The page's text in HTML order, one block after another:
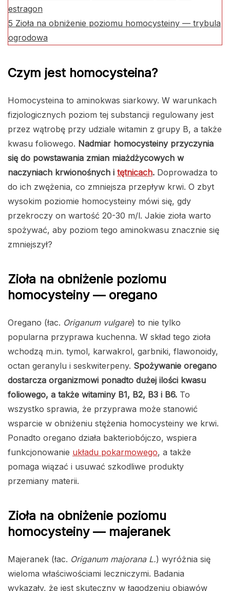
estragon
5 Zioła na obniżenie poziomu homocysteiny — trybula
ogrodowa
Czym jest homocysteina?
Homocysteina to aminokwas siarkowy. W warunkach
fizjologicznych poziom tej substancji regulowany jest
przez wątrobę przy udziale witamin z grupy B, a także
kwasu foliowego. Nadmiar homocysteiny przyczynia
się do powstawania zmian miażdżycowych w
naczyniach krwionośnych i tętnicach. Doprowadza to
do ich zwężenia, co zmniejsza przepływ krwi. O zbyt
wysokim poziomie homocysteiny mówi się, gdy
przekroczy on wartość 20-30 m/l. Jakie zioła warto
spożywać, aby poziom tego aminokwasu znacznie się
zmniejszył?
Zioła na obniżenie poziomu
homocysteiny — oregano
Oregano (łac. Origanum vulgare) to nie tylko
popularna przyprawa kuchenna. W skład tego zioła
wchodzą m.in. tymol, karwakrol, garbniki, flawonoidy,
octan geranylu i seskwiterpeny. Spożywanie oregano
dostarcza organizmowi ponadto dużej ilości kwasu
foliowego, a także witaminy B1, B2, B3 i B6. To
wszystko sprawia, że przyprawa może stanowić
wsparcie w obniżeniu stężenia homocysteiny we krwi.
Ponadto oregano działa bakteriobójczo, wspiera
funkcjonowanie układu pokarmowego, a także
pomaga wiązać i usuwać szkodliwe produkty
przemiany materii.
Zioła na obniżenie poziomu
homocysteiny — majeranek
Majeranek (łac. Origanum majorana L.) wyróżnia się
wieloma właściwościami leczniczymi. Badania
wykazały, że jest skuteczny w łagodzeniu objawów